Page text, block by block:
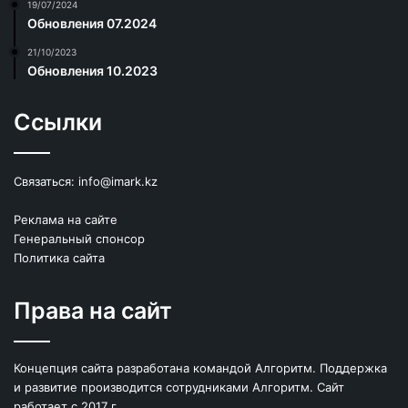
19/07/2024
Обновления 07.2024
21/10/2023
Обновления 10.2023
Ссылки
Связаться: info@imark.kz
Реклама на сайте
Генеральный спонсор
Политика сайта
Права на сайт
Концепция сайта разработана командой Алгоритм. Поддержка
и развитие производится сотрудниками Алгоритм. Сайт